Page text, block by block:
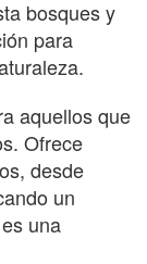
bosques y
para
aquellos que
Ofrece
desde
un
una